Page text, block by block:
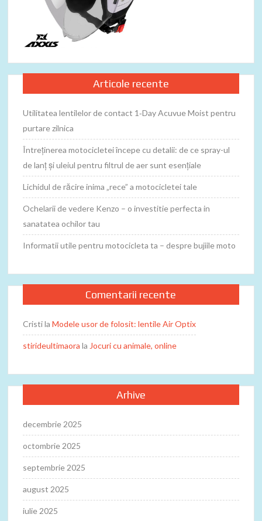
Articole recente
Utilitatea lentilelor de contact 1‑Day Acuvue Moist pentru
purtare zilnica
Întreținerea motocicletei începe cu detalii: de ce spray-ul
de lanț și uleiul pentru filtrul de aer sunt esențiale
Lichidul de răcire inima „rece” a motocicletei tale
Ochelarii de vedere Kenzo – o investitie perfecta in
sanatatea ochilor tau
Informatii utile pentru motocicleta ta – despre bujiile moto
Comentarii recente
CristilaModele usor de folosit: lentile Air Optix
stirideultimaora la Jocuri cu animale, online
Arhive
decembrie 2025
octombrie 2025
septembrie 2025
august 2025
iulie 2025